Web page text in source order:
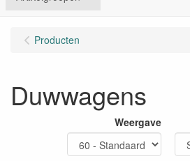
Producten
Duwwagens
Weergave